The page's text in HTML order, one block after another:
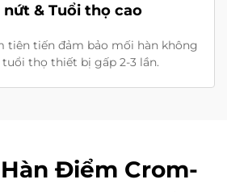
nứt & Tuổi thọ cao
tiên tiến đảm bảo mối hàn không
tuổi thọ thiết bị gấp 2-3 lần.
Điểm Crom-